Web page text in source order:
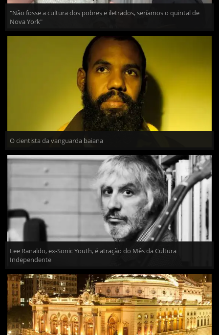
"Não fosse a cultura dos pobres e iletrados, seríamos o quintal de
Nova York"
O cientista da vanguarda baiana
Lee Ranaldo, ex-Sonic Youth, é atração do Mês da Cultura
Independente